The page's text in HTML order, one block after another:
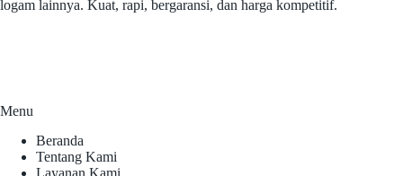
logam lainnya. Kuat, rapi, bergaransi, dan harga kompetitif.
Menu
Beranda
Tentang Kami